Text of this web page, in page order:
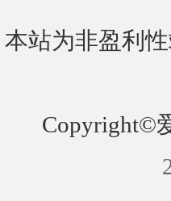
本站为非盈利
Copyright©